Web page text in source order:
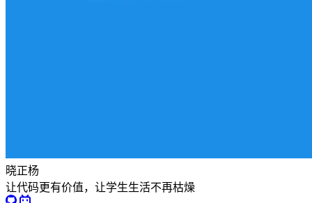
晓正杨
让代码更有价值，让学生生活不再枯燥